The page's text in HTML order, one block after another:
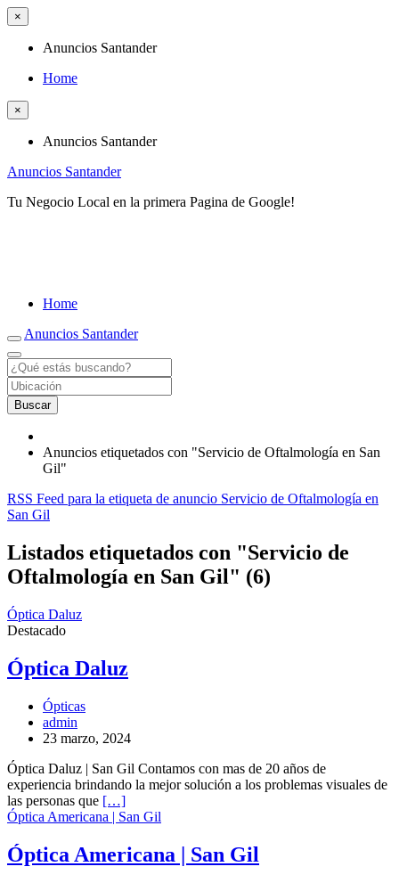
×
Anuncios Santander
Home
×
Anuncios Santander
Anuncios Santander
Tu Negocio Local en la primera Pagina de Google!
Home
Anuncios Santander
Buscar
Anuncios etiquetados con "Servicio de Oftalmología en San
Gil"
RSS Feed para la etiqueta de anuncio Servicio de Oftalmología en
San Gil
Listados etiquetados con "Servicio de
Oftalmología en San Gil" (6)
Óptica Daluz
Destacado
Óptica Daluz
Ópticas
admin
23 marzo, 2024
Óptica Daluz | San Gil Contamos con mas de 20 años de
experiencia brindando la mejor solución a los problemas visuales de
las personas que […]
Óptica Americana | San Gil
Óptica Americana | San Gil